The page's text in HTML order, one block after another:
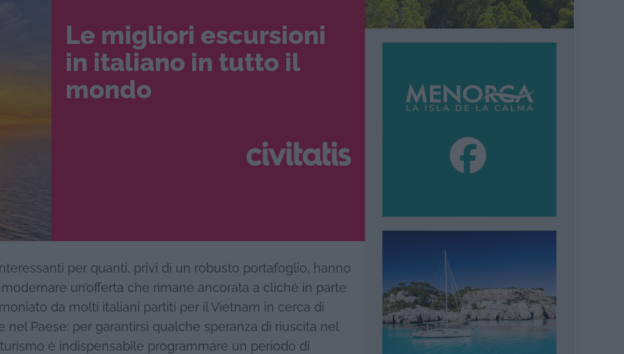
Le migliori escursioni
in italiano in tutto il
mondo
per quanti, privi di un robusto portafoglio, hanno
un’offerta che rimane ancorata a cliché in parte
da molti italiani partiti per il Vietnam in cerca di
Paese: per garantirsi qualche speranza di riuscita nel
è indispensabile programmare un periodo di